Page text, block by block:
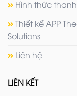
Hình thức
Thiết kế APP
Solutions
Liên hệ
LIÊN KẾT